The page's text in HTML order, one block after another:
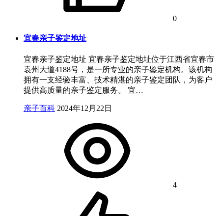
0
宜春亲子鉴定地址
宜春亲子鉴定地址 宜春亲子鉴定地址位于江西省宜春市
袁州大道4188号，是一所专业的亲子鉴定机构。该机构
拥有一支经验丰富、技术精湛的亲子鉴定团队，为客户
提供高质量的亲子鉴定服务。 宜…
亲子百科 2024年12月22日
4